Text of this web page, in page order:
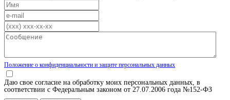
Положение о конфиденциальности и защите персональных данных
Даю свое согласие на обработку моих персональных данных, в
соответствии с Федеральным законом от 27.07.2006 года №152-ФЗ